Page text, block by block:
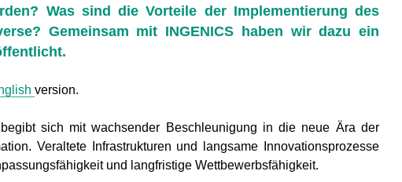
Was sind die Vorteile der Implementierung des
Gemeinsam mit INGENICS haben wir dazu ein
version.
sich mit wachsender Beschleunigung in die neue Ära der
Veraltete Infrastrukturen und langsame Innovationsprozesse
und langfristige Wettbewerbsfähigkeit.
Process Mining in
der Produktion: Von